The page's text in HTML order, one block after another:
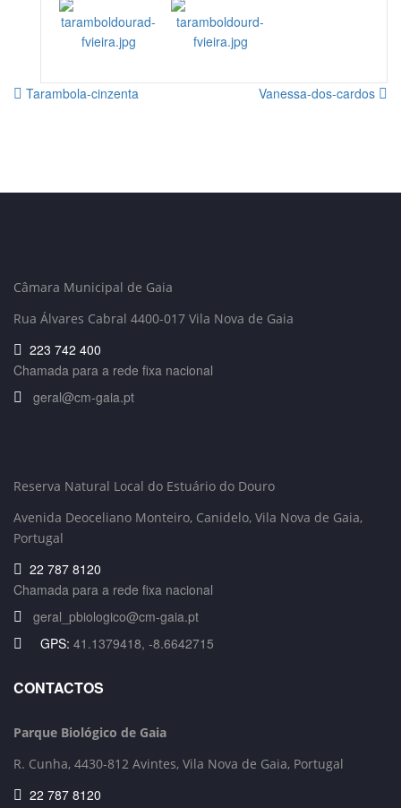
Tarambola-cinzenta Vanessa-dos-cardos
Câmara Municipal de Gaia
Rua Álvares Cabral 4400-017 Vila Nova de Gaia
223 742 400
Chamada para a rede fixa nacional
geral@cm-gaia.pt
Reserva Natural Local do Estuário do Douro
Avenida Deoceliano Monteiro, Canidelo, Vila Nova de Gaia,
Portugal
22 787 8120
Chamada para a rede fixa nacional
geral_pbiologico@cm-gaia.pt
GPS: 41.1379418, -8.6642715
CONTACTOS
Parque Biológico de Gaia
R. Cunha, 4430-812 Avintes, Vila Nova de Gaia, Portugal
22 787 8120